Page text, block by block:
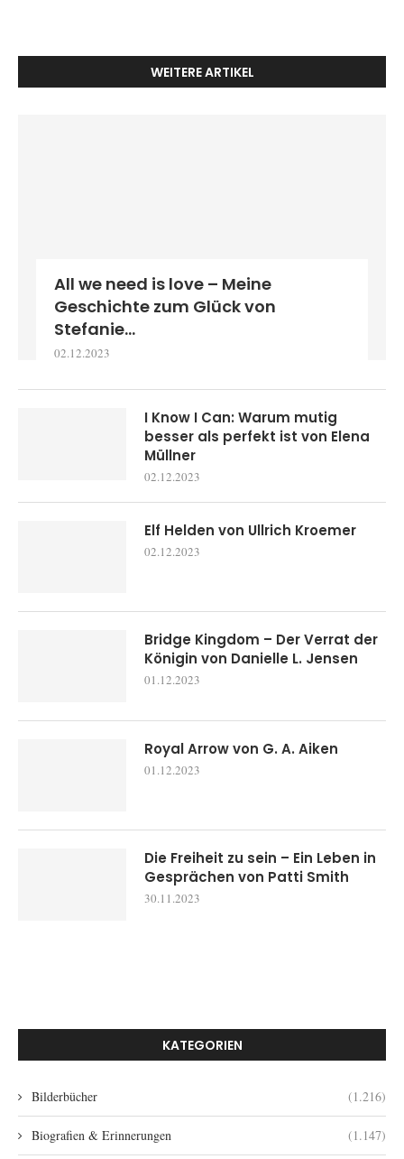
WEITERE ARTIKEL
All we need is love – Meine
Geschichte zum Glück von
Stefanie...
02.12.2023
I Know I Can: Warum mutig
besser als perfekt ist von Elena
Müllner
02.12.2023
Elf Helden von Ullrich Kroemer
02.12.2023
Bridge Kingdom – Der Verrat der
Königin von Danielle L. Jensen
01.12.2023
Royal Arrow von G. A. Aiken
01.12.2023
Die Freiheit zu sein – Ein Leben in
Gesprächen von Patti Smith
30.11.2023
KATEGORIEN
Bilderbücher (1.216)
Biografien & Erinnerungen (1.147)